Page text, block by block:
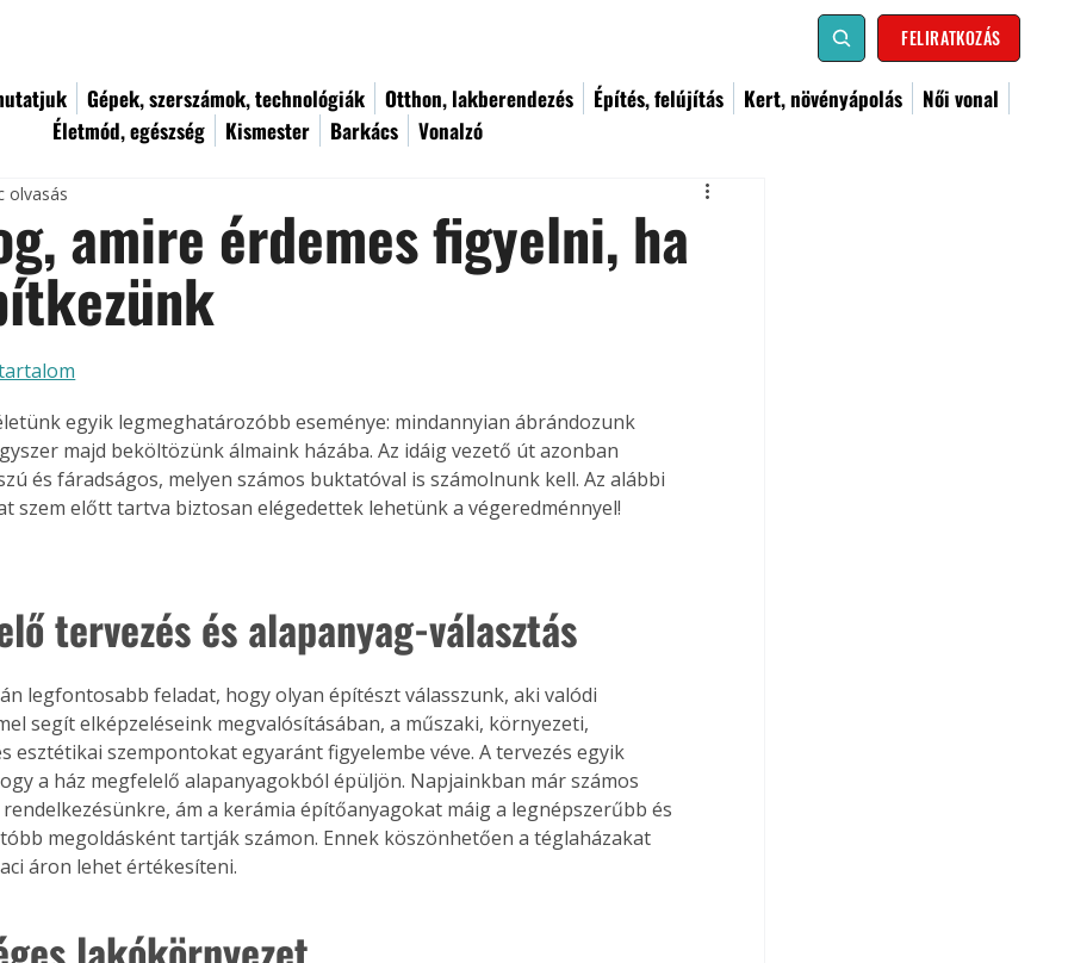
FELIRATKOZÁS
Gépek, szerszámok, technológiák Otthon, lakberendezés Építés, felújítás Kert, növényápolás
Női vonal
Életmód, egészség
Kismester Barkács Vonalzó
amire érdemes figyelni, ha
olvasás
egyik legmeghatározóbb eseménye: mindannyian ábrándozunk
majd beköltözünk álmaink házába. Az idáig vezető út azonban
és fáradságos, melyen számos buktatóval is számolnunk kell. Az alábbi
szem előtt tartva biztosan elégedettek lehetünk a végeredménnyel!
tervezés és alapanyag-választás
legfontosabb feladat, hogy olyan építészt válasszunk, aki valódi
segít elképzeléseink megvalósításában, a műszaki, környezeti,
esztétikai szempontokat egyaránt figyelembe véve. A tervezés egyik
a ház megfelelő alapanyagokból épüljön. Napjainkban már számos
ám a kerámia építőanyagokat máig a legnépszerűbb és
megoldásként tartják számon. Ennek köszönhetően a téglaházakat
áron lehet értékesíteni.